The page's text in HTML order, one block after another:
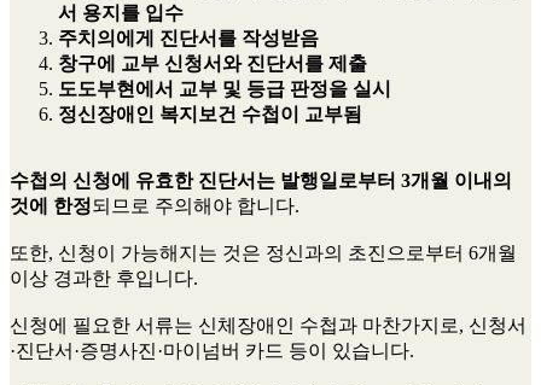
서 용지를 입수
주치의에게 진단서를 작성받음
창구에 교부 신청서와 진단서를 제출
도도부현에서 교부 및 등급 판정을 실시
정신장애인 복지보건 수첩이 교부됨
수첩의 신청에 유효한 진단서는 발행일로부터 3개월 이내의
것에 한정되므로 주의해야 합니다.
또한, 신청이 가능해지는 것은 정신과의 초진으로부터 6개월
이상 경과한 후입니다.
신청에 필요한 서류는 신체장애인 수첩과 마찬가지로, 신청서
·진단서·증명사진·마이넘버 카드 등이 있습니다.